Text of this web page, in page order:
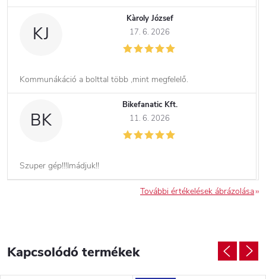
KJ
Kàroly József
17. 6. 2026
Kommunákáció a bolttal több ,mint megfelelő.
BK
Bikefanatic Kft.
11. 6. 2026
Szuper gép!!!Imádjuk!!
További értékelések ábrázolása
Kapcsolódó termékek